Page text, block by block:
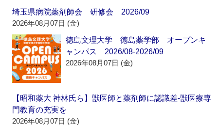
埼玉県病院薬剤師会 研修会 2026/09
2026年08月07日 (金)
徳島文理大学 徳島薬学部 オープンキ
ャンパス 2026/08-2026/09
2026年08月07日 (金)
【昭和薬大 神林氏ら】獣医師と薬剤師に認識差‐獣医療専
門教育の充実を
2026年08月07日 (金)